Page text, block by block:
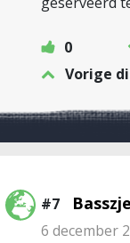
0
Vorige
#7 Basszje
6 december